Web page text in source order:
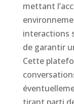
mettant
interactions
de garantir
Cette